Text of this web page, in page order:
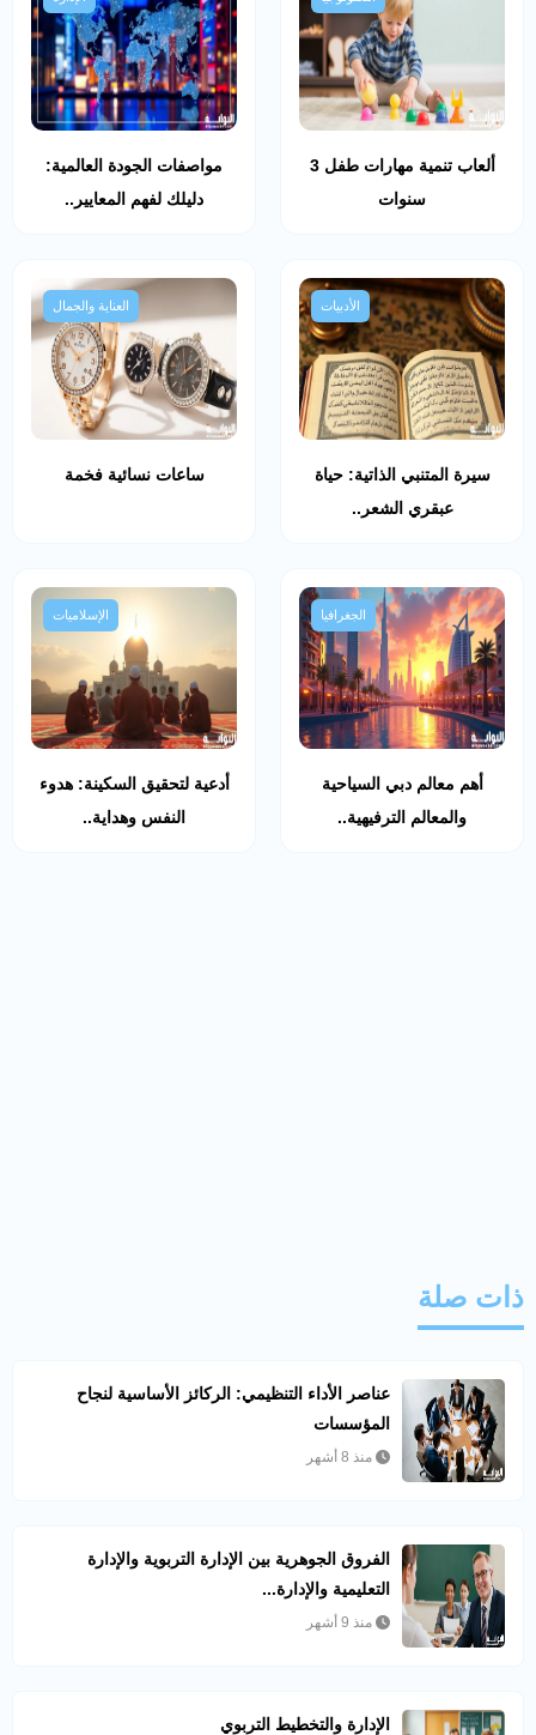
ألعاب تنمية مهارات طفل 3
سنوات
مواصفات الجودة العالمية:
دليلك لفهم المعايير..
الأدبيات
سيرة المتنبي الذاتية: حياة
عبقري الشعر..
العناية والجمال
ساعات نسائية فخمة
الجغرافيا
أهم معالم دبي السياحية
والمعالم الترفيهية..
الإسلاميات
أدعية لتحقيق السكينة: هدوء
النفس وهداية..
ذات صلة
عناصر الأداء التنظيمي: الركائز الأساسية لنجاح
المؤسسات
منذ 8 أشهر
الفروق الجوهرية بين الإدارة التربوية والإدارة
التعليمية والإدارة...
منذ 9 أشهر
الإدارة والتخطيط التربوي